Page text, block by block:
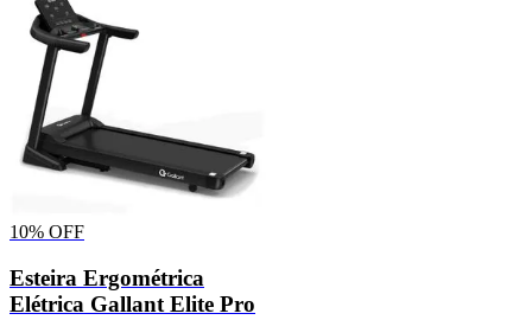
10% OFF
Esteira Ergométrica
Elétrica Gallant Elite Pro